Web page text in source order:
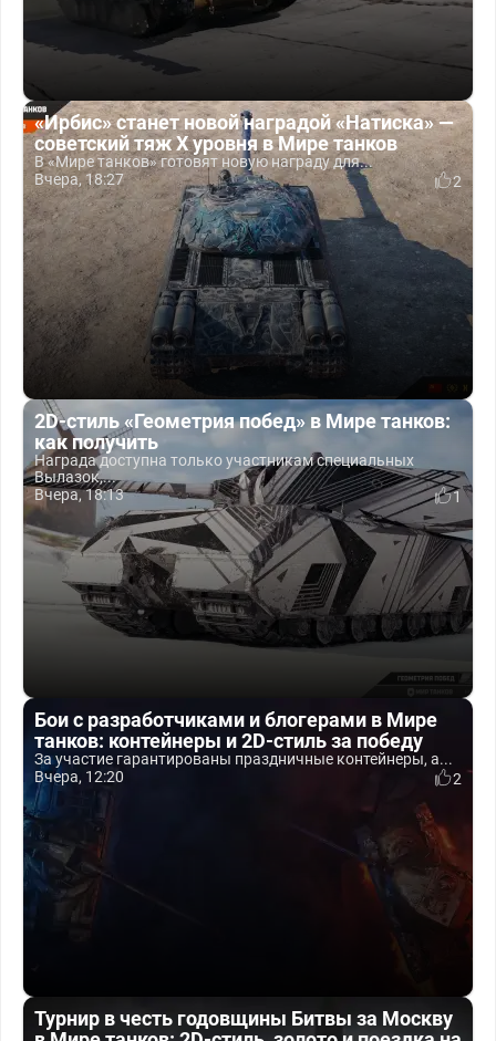
«Ирбис» станет новой наградой «Натиска» —
советский тяж X уровня в Мире танков
В «Мире танков» готовят новую награду для...
Вчера, 18:27
2
2D-стиль «Геометрия побед» в Мире танков:
как получить
Награда доступна только участникам специальных
Вылазок,...
Вчера, 18:13
1
Бои с разработчиками и блогерами в Мире
танков: контейнеры и 2D-стиль за победу
За участие гарантированы праздничные контейнеры, а...
Вчера, 12:20
2
Турнир в честь годовщины Битвы за Москву